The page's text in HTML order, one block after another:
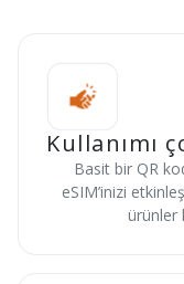
Kullanımı
Basit bir QR
eSIM’inizi
ürünler